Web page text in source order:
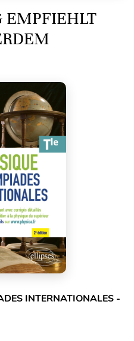
EMPFIEHLT
INTERNATIONALES -